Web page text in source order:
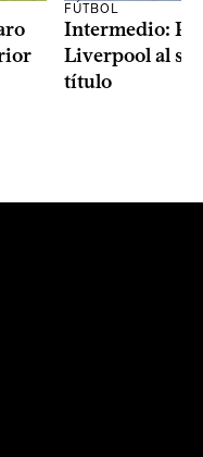
FÚTBOL
Intermedio:
Liverpool al
título